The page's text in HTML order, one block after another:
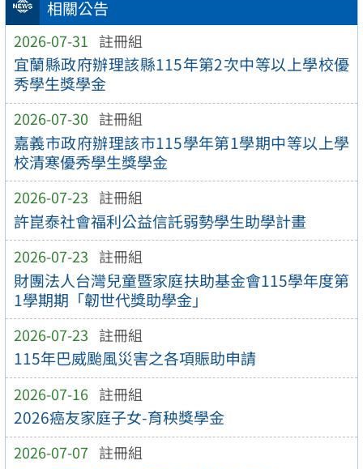
相關公告
2026-07-31 註冊組
宜蘭縣政府辦理該縣115年第2次中等以上學校優
秀學生獎學金
2026-07-30 註冊組
嘉義市政府辦理該市115學年第1學期中等以上學
校清寒優秀學生獎學金
2026-07-23 註冊組
許崑泰社會福利公益信託弱勢學生助學計畫
2026-07-23 註冊組
財團法人台灣兒童暨家庭扶助基金會115學年度第
1學期期「韌世代獎助學金」
2026-07-23 註冊組
115年巴威颱風災害之各項賑助申請
2026-07-16 註冊組
2026癌友家庭子女-育秧獎學金
2026-07-07 註冊組